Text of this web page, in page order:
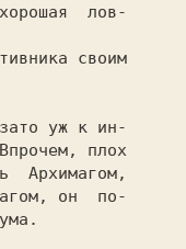
лов-
своим
плох
Архимагом,
он  по-